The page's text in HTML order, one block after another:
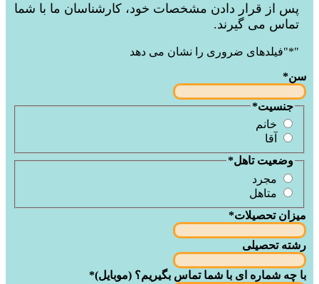
پس از قرار دادن مشخصات خود، کارشناسان ما با شما
تماس می گیرند.
"
*"فیلدهای ضروری را نشان می دهد
سن*
جنسیت*
خانم
آقا
وضعیت تاهل*
مجرد
متاهل
میزان تحصیلات*
رشته تحصیلی
با چه شماره ای با شما تماس بگیریم؟ (موبایل)*